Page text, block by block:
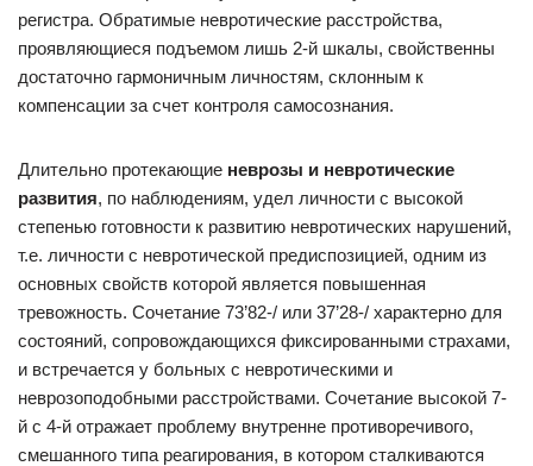
регистра. Обратимые невротические расстройства,
проявляющиеся подъемом лишь 2-й шкалы, свойственны
достаточно гармоничным личностям, склонным к
компенсации за счет контроля самосознания.
Длительно протекающие неврозы и невротические
развития, по наблюдениям, удел личности с высокой
степенью готовности к развитию невротических нарушений,
т.е. личности с невротической предиспозицией, одним из
основных свойств которой является повышенная
тревожность. Сочетание 73’82-/ или 37’28-/ характерно для
состояний, сопровождающихся фиксированными страхами,
и встречается у больных с невротическими и
неврозоподобными расстройствами. Сочетание высокой 7-
й с 4-й отражает проблему внутренне противоречивого,
смешанного типа реагирования, в котором сталкиваются